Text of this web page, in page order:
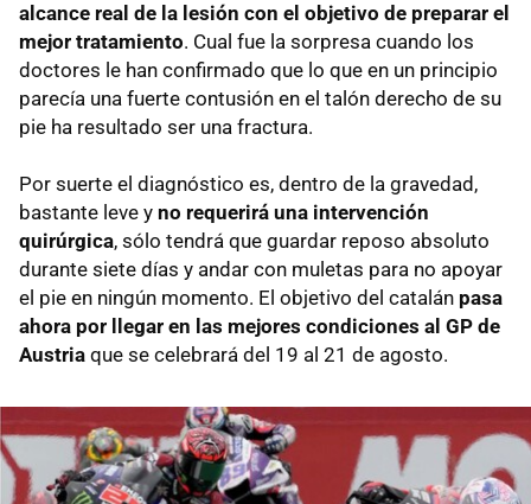
alcance real de la lesión con el objetivo de preparar el
mejor tratamiento. Cual fue la sorpresa cuando los
doctores le han confirmado que lo que en un principio
parecía una fuerte contusión en el talón derecho de su
pie ha resultado ser una fractura.
Por suerte el diagnóstico es, dentro de la gravedad,
bastante leve y no requerirá una intervención
quirúrgica, sólo tendrá que guardar reposo absoluto
durante siete días y andar con muletas para no apoyar
el pie en ningún momento. El objetivo del catalán pasa
ahora por llegar en las mejores condiciones al GP de
Austria que se celebrará del 19 al 21 de agosto.